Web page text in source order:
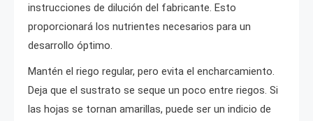
instrucciones de dilución del fabricante. Esto
proporcionará los nutrientes necesarios para un
desarrollo óptimo.
Mantén el riego regular, pero evita el encharcamiento.
Deja que el sustrato se seque un poco entre riegos. Si
las hojas se tornan amarillas, puede ser un indicio de